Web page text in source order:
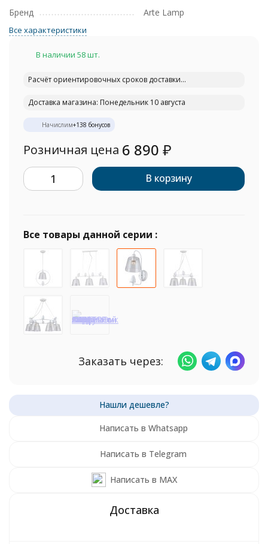
Бренд
Arte Lamp
Все характеристики
В наличии 58 шт.
Расчёт ориентировочных сроков доставки...
Доставка магазина: Понедельник 10 августа
Начислим+138 бонусов
Розничная цена 6 890 ₽
В корзину
Все товары данной серии :
Заказать через:
Написать в Whatsapp
Написать в Telegram
Написать в MAX